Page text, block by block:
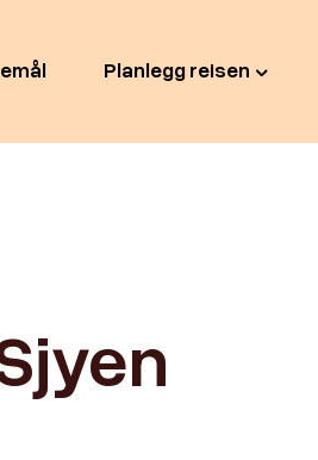
Planlegg reisen